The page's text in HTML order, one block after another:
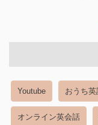
Youtube おうち英
オンライン英会話